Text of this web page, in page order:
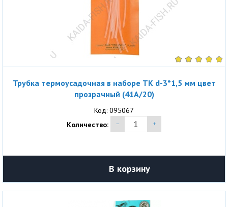
Трубка термоусадочная в наборе ТК d-3*1,5 мм цвет
прозрачный (41A/20)
Код: 095067
Количество:
В корзину